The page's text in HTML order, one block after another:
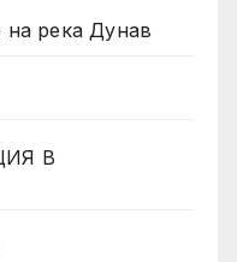
река Дунав
В